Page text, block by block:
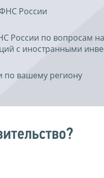
России
России по вопросам
с иностранными
вашему региону